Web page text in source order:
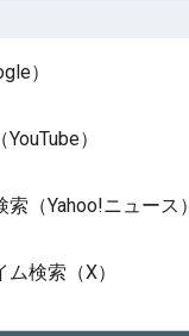
）
）
（Yahoo!ニュース）
検索（X）